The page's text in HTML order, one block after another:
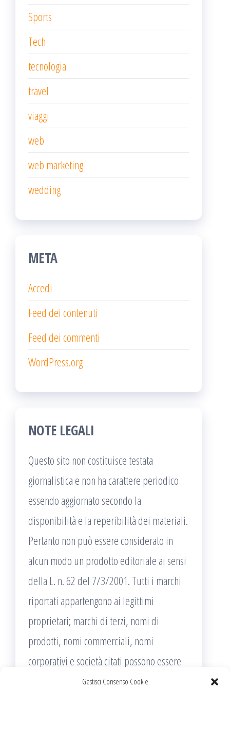
Gestisci Consenso Cookie
Sports
Tech
tecnologia
travel
viaggi
web
web marketing
wedding
META
Accedi
Feed dei contenuti
Feed dei commenti
WordPress.org
NOTE LEGALI
Questo sito non costituisce testata
giornalistica e non ha carattere periodico
essendo aggiornato secondo la
disponibilità e la reperibilità dei materiali.
Pertanto non può essere considerato in
alcun modo un prodotto editoriale ai sensi
della L. n. 62 del 7/3/2001. Tutti i marchi
riportati appartengono ai legittimi
proprietari; marchi di terzi, nomi di
prodotti, nomi commerciali, nomi
corporativi e società citati possono essere
marchi di proprietà dei rispettivi titolari o